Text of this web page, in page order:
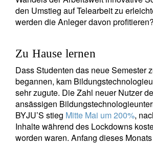
den Umstieg auf Telearbeit zu
werden die Anleger davon profitieren?
Zu Hause lernen
Dass Studenten das neue Semester
begannen, kam
sehr zugute. Die Zahl neuer Nutzer
ansässigen
BYJU’S stieg Mitte Mai um 200%,
Inhalte während des Lockdowns
worden waren. Anfang dieses